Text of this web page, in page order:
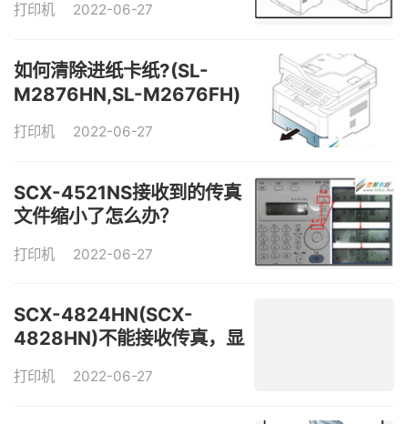
打印机 2022-06-27
如何清除进纸卡纸?(SL-
M2876HN,SL-M2676FH)
打印机 2022-06-27
SCX-4521NS接收到的传真
文件缩小了怎么办？
打印机 2022-06-27
SCX-4824HN(SCX-
4828HN)不能接收传真，显
打印机 2022-06-27